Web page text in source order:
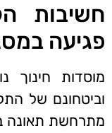
חשיבות
פגיעה
מוסדות חינוך
וביטחונם של
מתרחשת תאונה